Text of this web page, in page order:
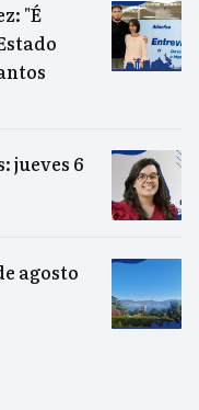
"É
jueves 6
agosto